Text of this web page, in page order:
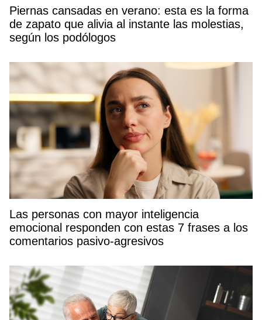
Piernas cansadas en verano: esta es la forma
de zapato que alivia al instante las molestias,
según los podólogos
Las personas con mayor inteligencia
emocional responden con estas 7 frases a los
comentarios pasivo-agresivos